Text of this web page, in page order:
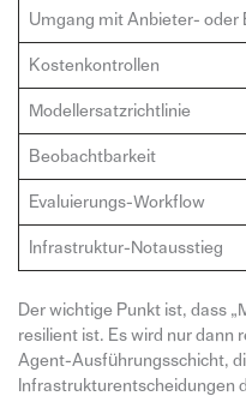
Umgang mit Anbieter- oder
Kostenkontrollen
Modellersatzrichtlinie
Beobachtbarkeit
Evaluierungs-Workflow
Infrastruktur-Notausstieg
Der wichtige Punkt ist, dass
resilient ist. Es wird nur dann
Agent-Ausführungsschicht,
Infrastrukturentscheidungen